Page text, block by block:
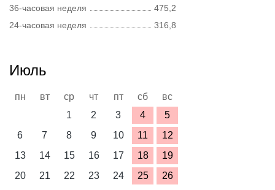
36-часовая неделя
475,2
24-часовая неделя
316,8
Июль
пн вт ср чт пт сб
вс
1
2 3 4
5
6
7 8 9 10 11
12
13
14 15 16 17 18
19
20
21 22 23 24 25
26